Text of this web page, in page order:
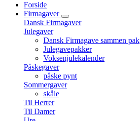
Forside
Firmagaver
Dansk Firmagaver
Julegaver
Dansk Firmagave sammen pak
Julegavepakker
Voksenjulekalender
Påskegaver
påske pynt
Sommergaver
skåle
Til Herrer
Til Damer